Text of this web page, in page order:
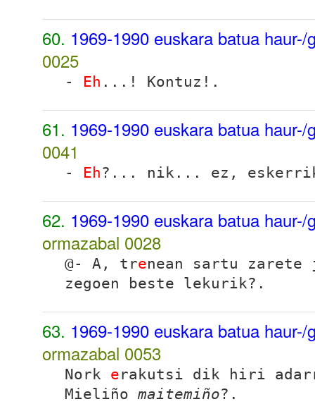
60. 1969-1990 euskara batua
0025
- Eh ...! Kontuz!.
61. 1969-1990 euskara batua
0041
- Eh?... nik... ez,
62. 1969-1990 euskara batua
ormazabal 0028
@- A, trenean sartu
zegoen beste lekurik?.
63. 1969-1990 euskara batua
ormazabal 0053
Nork erakutsi dik hiri
Mieliño maitemiño?.